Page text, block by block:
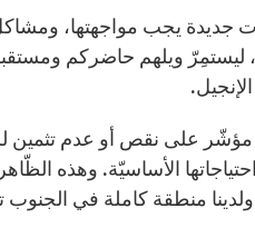
جديدة يجب مواجهتها،
ليستمِرّ ويلهم حاضركم
مؤشّر على نقص أو عدم تثمين
الأساسيّة. وهذه
منطقة كاملة في